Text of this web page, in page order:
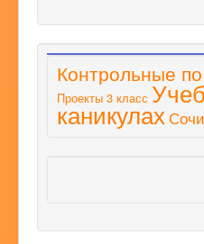
Контрольные
Проекты 3 класс
каникулах